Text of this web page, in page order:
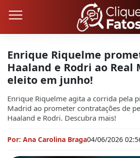
Enrique Riquelme
Haaland e Rodri ao Real
eleito em junho!
Enrique Riquelme agita a corrida pela
Madrid ao prometer contratações de
Haaland e Rodri. Descubra mais!
Por: Ana Carolina Braga04/06/2026